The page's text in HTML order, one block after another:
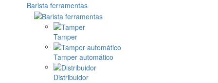
Barista ferramentas
Tamper
Tamper automático
Distribuidor